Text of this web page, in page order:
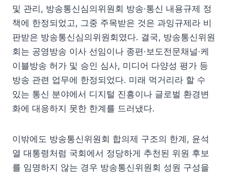
및 관리, 방송통신심의위원회 방송·통신 내용규제 정
책에 한정되었고, 그중 주목받은 것은 과잉규제라 비
판받은 방송통신심의위원회였다. 결국, 방송통신위원
회는 공영방송 이사 선임이나 종편·보도전문채널·케
이블방송 허가 및 승인 심사, 미디어 다양성 평가 등
방송 관련 업무에 한정되었다. 미래 먹거리라 할 수
있는 통신 분야에서 디지털 진흥이나 글로벌 환경변
화에 대응하지 못한 한계를 드러냈다.
이밖에도 방송통신위원회 합의제 구조의 한계, 윤석
열 대통령처럼 국회에서 정당하게 추천된 위원 후보
를 임명하지 않는 경우 방송통신위원회 성원 구성을